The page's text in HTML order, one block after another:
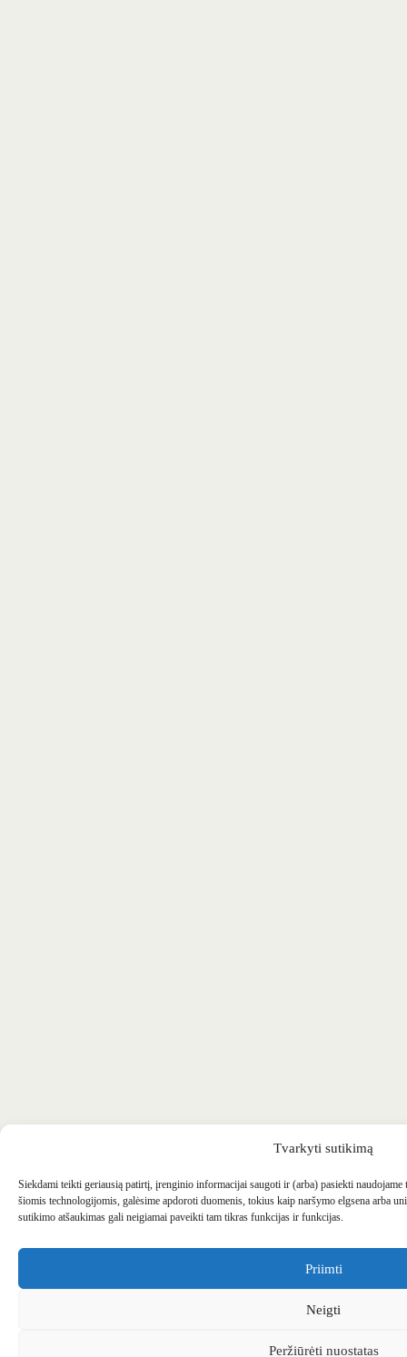
Tvarkyti sutikimą
Siekdami teikti geriausią patirtį, įrenginio informacijai saugoti ir (arba) pasiekti
šiomis technologijomis, galėsime apdoroti duomenis, tokius kaip naršymo elgsena arba
sutikimo atšaukimas gali neigiamai paveikti tam tikras funkcijas ir funkcijas.
Priimti
Neigti
Peržiūrėti nuostatas